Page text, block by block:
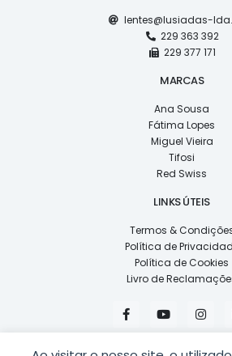
lentes@lusiadas-
229 363 392
229 377 171
MARCAS
Ana Sousa
Fátima Lopes
Miguel Vieira
Tifosi
Red Swiss
LINKS ÚTEIS
Termos &
Política de
Política de Cookies
Livro de
F
a
c
Y
o
u
I
n
s